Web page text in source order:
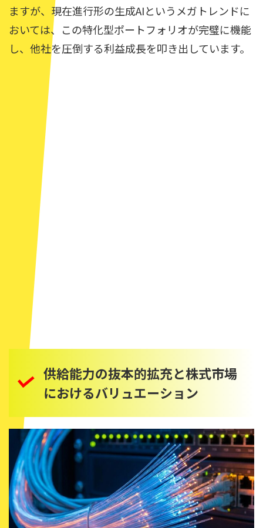
ますが、現在進行形の生成AIというメガトレンドに
おいては、この特化型ポートフォリオが完璧に機能
し、他社を圧倒する利益成長を叩き出しています。
供給能力の抜本的拡充と株式市場
におけるバリュエーション